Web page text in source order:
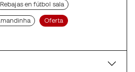
Rebajas en fútbol sala
Oferta